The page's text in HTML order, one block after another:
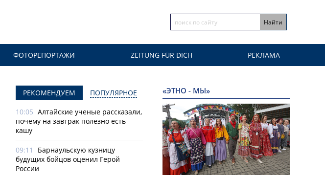
ФОТОРЕПОРТАЖИ ZEITUNG FÜR DICH РЕКЛАМА
РЕКОМЕНДУЕМ ПОПУЛЯРНОЕ
10:05 Алтайские ученые рассказали,
почему на завтрак полезно есть
кашу
09:11
Барнаульскую кузницу
будущих бойцов оценил Герой
России
«ЭТНО - МЫ»